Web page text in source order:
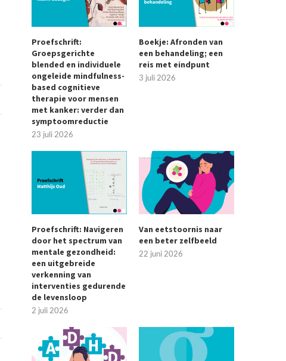
Proefschrift:
Groepsgerichte
blended en individuele
ongeleide mindfulness-
based cognitieve
therapie voor mensen
met kanker: verder dan
symptoomreductie
23 juli 2026
Boekje: Afronden van
een behandeling; een
reis met eindpunt
3 juli 2026
Proefschrift: Navigeren
door het spectrum van
mentale gezondheid:
een uitgebreide
verkenning van
interventies gedurende
de levensloop
2 juli 2026
Van eetstoornis naar
een beter zelfbeeld
22 juni 2026